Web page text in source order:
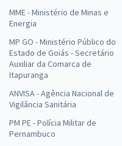
MME - Ministério de Minas e
Energia
MP GO - Ministério Público do
Estado de Goiás - Secretário
Auxiliar da Comarca de
Itapuranga
ANVISA - Agência Nacional de
Vigilância Sanitária
PM PE - Polícia Militar de
Pernambuco